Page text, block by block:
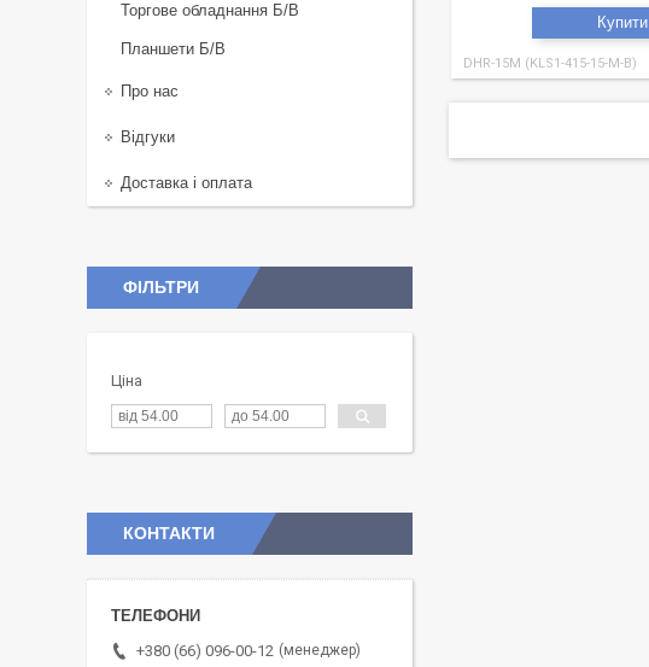
Купити
DHR-15M (KLS1-415-15-M-B)
Торгове обладнання Б/В
Планшети Б/В
Про нас
Відгуки
Доставка і оплата
ФІЛЬТРИ
Ціна
КОНТАКТИ
+380 (66) 096-00-12
менеджер